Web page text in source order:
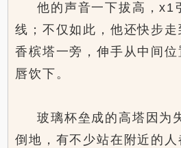
他的声音一下拔高，x1
线；不仅如此，他还快步
香槟塔一旁，伸手从中间
唇饮下。
玻璃杯垒成的高塔因为
倒地，有不少站在附近的人